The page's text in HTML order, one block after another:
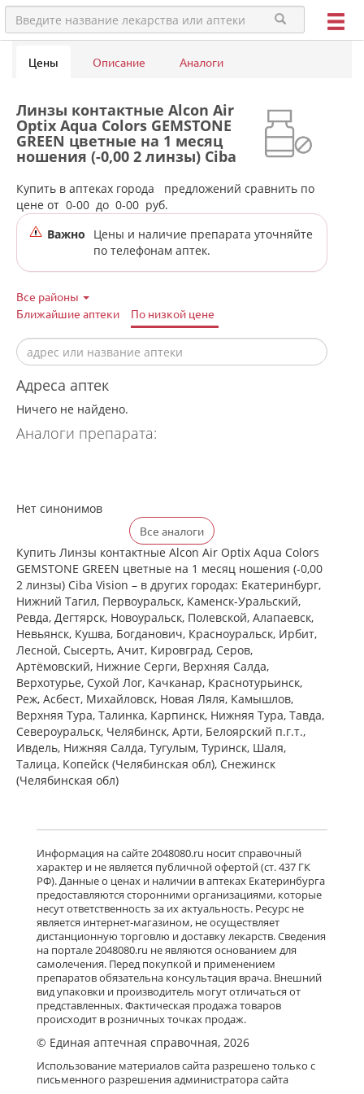
Цены Описание Аналоги
Линзы контактные Alcon Air
Optix Aqua Colors GEMSTONE
GREEN цветные на 1 месяц
ношения (-0,00 2 линзы) Ciba
Нижних Cерег
Купить в аптеках города
предложений сравнить по
цене от 0-00 до 0-00 руб.
Важно
Цены и наличие препарата уточняйте
по телефонам аптек.
Все районы
Ближайшие аптеки
По низкой цене
Адреса аптек
Ничего не найдено.
Аналоги препарата:
Нет синонимов
Все аналоги
Купить Линзы контактные Alcon Air Optix Aqua Colors
GEMSTONE GREEN цветные на 1 месяц ношения (-0,00
2 линзы) Ciba Vision – в других городах: Екатеринбург,
Нижний Тагил, Первоуральск, Каменск-Уральский,
Ревда, Дегтярск, Новоуральск, Полевской, Алапаевск,
Невьянск, Кушва, Богданович, Красноуральск, Ирбит,
Лесной, Сысерть, Ачит, Кировград, Серов,
Артёмовский, Нижние Cерги, Верхняя Салда,
Верхотурье, Сухой Лог, Качканар, Краснотурьинск,
Реж, Асбест, Михайловск, Новая Ляля, Камышлов,
Верхняя Тура, Талинка, Карпинск, Нижняя Тура, Тавда,
Североуральск, Челябинск, Арти, Белоярский п.г.т.,
Ивдель, Нижняя Салда, Тугулым, Туринск, Шаля,
Талица, Копейск (Челябинская обл), Снежинск
(Челябинская обл)
Информация на сайте 2048080.ru носит справочный
характер и не является публичной офертой (ст. 437 ГК
РФ). Данные о ценах и наличии в аптеках Екатеринбурга
предоставляются сторонними организациями, которые
несут ответственность за их актуальность. Ресурс не
является интернет-магазином, не осуществляет
дистанционную торговлю и доставку лекарств. Сведения
на портале 2048080.ru не являются основанием для
самолечения. Перед покупкой и применением
препаратов обязательна консультация врача. Внешний
вид упаковки и производитель могут отличаться от
представленных. Фактическая продажа товаров
происходит в розничных точках продаж.
© Единая аптечная справочная, 2026
Использование материалов сайта разрешено только с
письменного разрешения администратора сайта